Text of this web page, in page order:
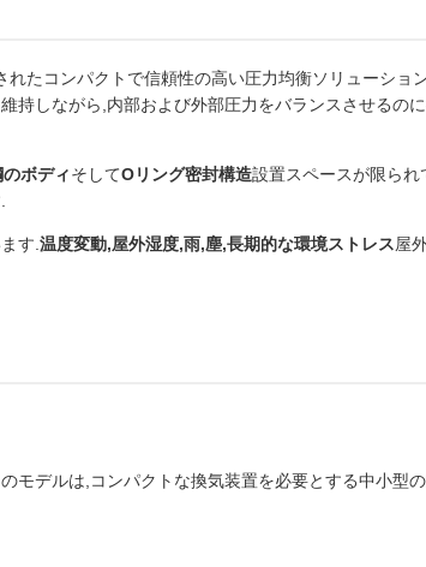
れたコンパクトで信頼性の高い圧力均衡ソリューショ
持しながら,内部および外部圧力をバランスさせるのに
ボディそしてOリング密封構造設置スペースが限ら
す. 温度変動,屋外湿度,雨,塵,長期的な環境ストレス屋
モデルは,コンパクトな換気装置を必要とする中小型